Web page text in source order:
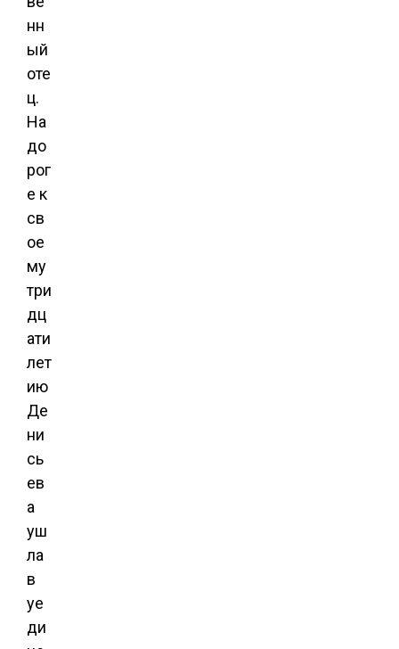
нн
ый
оте
ц.
На
до
рог
е к
св
ое
му
три
дц
ати
лет
ию
Де
ни
сь
ев
а
уш
ла
в
уе
ди